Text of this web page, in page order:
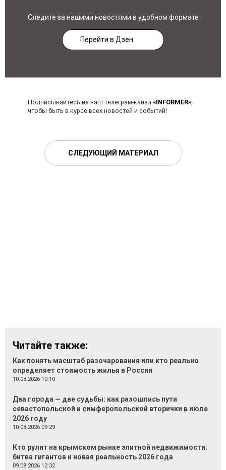
Следите за нашими новостями в удобном формате
Перейти в Дзен
Подписывайтесь на наш телеграм-канал «INFORMER»,
чтобы быть в курсе всех новостей и событий!
СЛЕДУЮЩИЙ МАТЕРИАЛ
Читайте также:
Как понять масштаб разочарования или кто реально
определяет стоимость жилья в России
10.08.2026 10:10
Два города — две судьбы: как разошлись пути
севастопольской и симферопольской вторички в июле
2026 году
10.08.2026 09:29
Кто рулит на крымском рынке элитной недвижимости:
битва гигантов и новая реальность 2026 года
09.08.2026 12:32